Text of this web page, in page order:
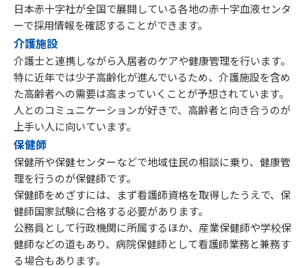
日本赤十字社が全国で展開している各地の赤十字血液センタ
ーで採用情報を確認することができます。
介護施設
介護士と連携しながら入居者のケアや健康管理を行います。
特に近年では少子高齢化が進んでいるため、介護施設を含め
た高齢者への需要は高まっていくことが予想されています。
人とのコミュニケーションが好きで、高齢者と向き合うのが
上手い人に向いています。
保健師
保健所や保健センターなどで地域住民の相談に乗り、健康管
理を行うのが保健師です。
保健師をめざすには、まず看護師資格を取得したうえで、保
健師国家試験に合格する必要があります。
公務員として行政機関に所属するほか、産業保健師や学校保
健師などの道もあり、病院保健師として看護師業務と兼務す
る場合もあります。